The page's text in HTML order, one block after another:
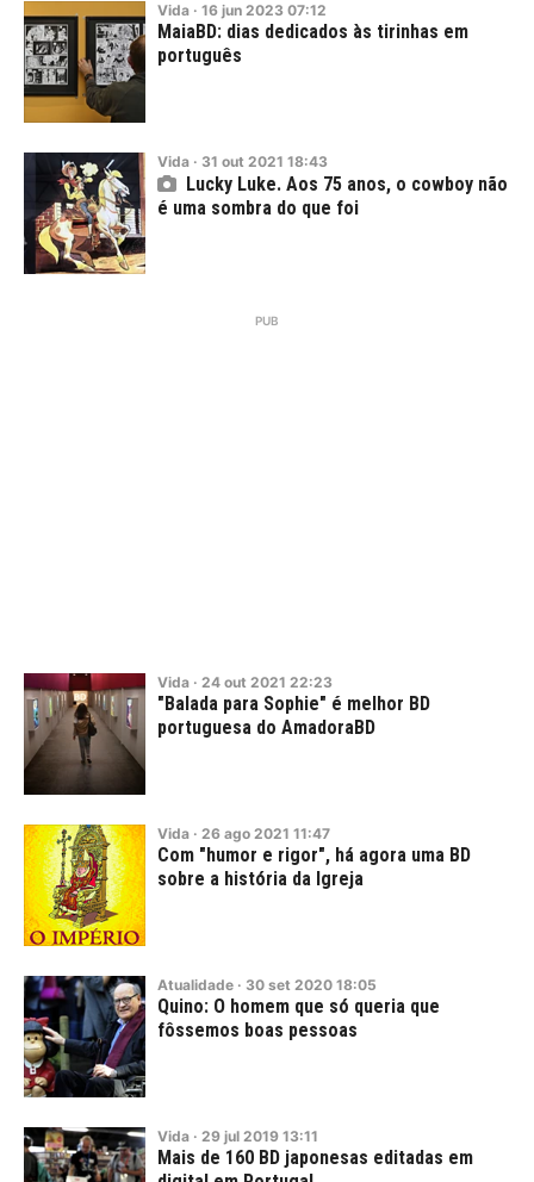
Vida · 16 jun 2023 07:12
MaiaBD: dias dedicados às tirinhas em
português
Vida · 31 out 2021 18:43
Lucky Luke. Aos 75 anos, o cowboy não
é uma sombra do que foi
Vida · 24 out 2021 22:23
"Balada para Sophie" é melhor BD
portuguesa do AmadoraBD
Vida · 26 ago 2021 11:47
Com "humor e rigor", há agora uma BD
sobre a história da Igreja
Atualidade · 30 set 2020 18:05
Quino: O homem que só queria que
fôssemos boas pessoas
Vida · 29 jul 2019 13:11
Mais de 160 BD japonesas editadas em